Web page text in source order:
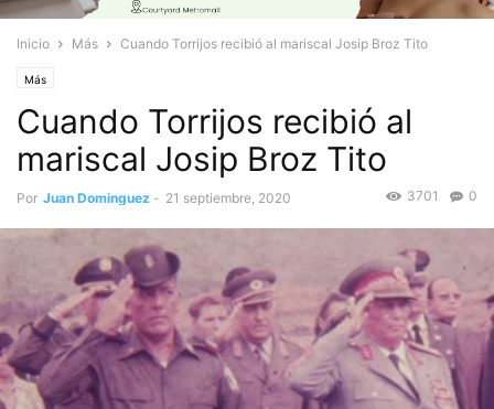
Inicio Más Cuando Torrijos recibió al mariscal Josip Broz Tito
Más
Cuando Torrijos recibió al
mariscal Josip Broz Tito
Por Juan Dominguez - 21 septiembre, 2020 0
3701